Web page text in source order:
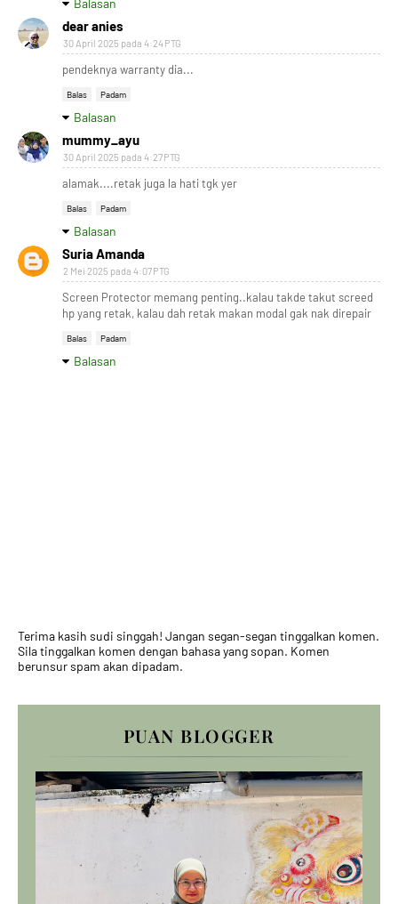
Balasan
dear anies
30 April 2025 pada 4:24 PTG
pendeknya warranty dia...
Balas Padam
Balasan
mummy_ayu
30 April 2025 pada 4:27 PTG
alamak....retak juga la hati tgk yer
Balas Padam
Balasan
Suria Amanda
2 Mei 2025 pada 4:07 PTG
Screen Protector memang penting..kalau takde takut screed
hp yang retak, kalau dah retak makan modal gak nak direpair
Balas Padam
Balasan
Terima kasih sudi singgah! Jangan segan-segan tinggalkan komen.
Sila tinggalkan komen dengan bahasa yang sopan. Komen
berunsur spam akan dipadam.
PUAN BLOGGER